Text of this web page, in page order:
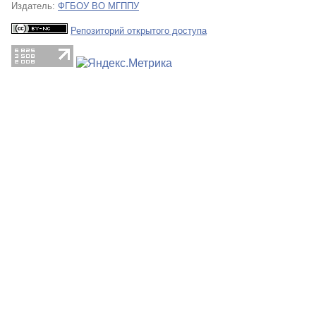
Издатель: ФГБОУ ВО МГППУ
Репозиторий открытого доступа